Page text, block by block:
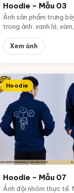
Hoodie – Mẫu 03
Ảnh sản phẩm trưng
trong ảnh: xanh lá,
Xem ảnh
Hoodie
Hoodie – Mẫu 07
Ảnh đội nhóm thực tế.